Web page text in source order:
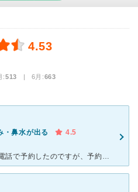
4.53
:513 | 6月:663
・鼻水が出る
4.5
鼻の調子が悪く受診しました。電話で予約したのですが、予約制なのにすごく混んでいます。冬が終わり暖かくなると目がかゆくなり、鼻水がとまりませんでした。こちらの病院でアレルギー検査をしてもらったのですが、